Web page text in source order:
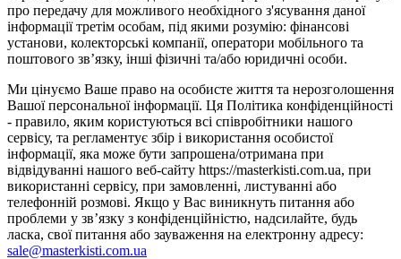
про передачу для можливого необхідного з'ясування даної
інформації третім особам, під якими розумію: фінансові
установи, колекторські компанії, оператори мобільного та
поштового зв’язку, інші фізичні та/або юридичні особи.
Ми цінуємо Ваше право на особисте життя та нерозголошення
Вашої персональної інформації. Ця Політика конфіденційності
- правило, яким користуються всі співробітники нашого
сервісу, та регламентує збір і використання особистої
інформації, яка може бути запрошена/отримана при
відвідуванні нашого веб-сайту https://masterkisti.com.ua, при
використанні сервісу, при замовленні, листуванні або
телефонній розмові. Якщо у Вас виникнуть питання або
проблеми у зв’язку з конфіденційністю, надсилайте, будь
ласка, свої питання або зауваження на електронну адресу:
sale@masterkisti.com.ua